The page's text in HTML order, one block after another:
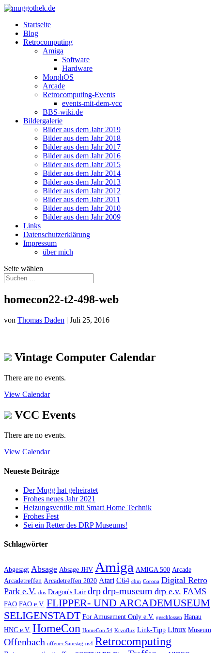
Startseite
Blog
Retrocomputing
Amiga
Software
Hardware
MorphOS
Arcade
Retrocomputing-Events
events-mit-dem-vcc
BBS-wiki.de
Bildergalerie
Bilder aus dem Jahr 2019
Bilder aus dem Jahr 2018
Bilder aus dem Jahr 2017
Bilder aus dem Jahr 2016
Bilder aus dem Jahr 2015
Bilder aus dem Jahr 2014
Bilder aus dem Jahr 2013
Bilder aus dem Jahr 2012
Bilder aus dem Jahr 2011
Bilder aus dem Jahr 2010
Bilder aus dem Jahr 2009
Links
Datenschutzerklärung
Impressum
über mich
Seite wählen
homecon22-t2-498-web
von Thomas Daden | Juli 25, 2016
Vintage Computer Calendar
There are no events.
View Calendar
VCC Events
There are no events.
View Calendar
Neueste Beiträge
Der Mugg hat geheiratet
Frohes neues Jahr 2021
Heizungsventile mit Smart Home Technik
Frohes Fest
Sei ein Retter des DRP Museums!
Schlagwörter
Abgesagt Absage Absage JHV Amiga AMIGA 500 Arcade
Arcadetreffen Arcadetreffen 2020 Atari C64 cbm Corona Digital Retro
Park e.V. dos Dragon's Lair drpdrp-museum drp e.v. FAMS
FAO FAO e.V. FLIPPER- UND ARCADEMUSEUM
SELIGENSTADT For Amusement Only e.V. geschlossen Hanau
HNC e.V. HomeCon HomeCon 54 Kryoflux Link-Tipp Linux Museum
Offenbach offener Samstag os4 Retrocomputing